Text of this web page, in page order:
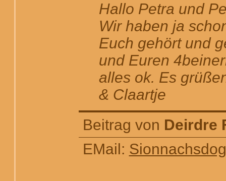
Hallo Petra und
Wir haben ja
Euch gehört und
und Euren
alles ok. Es
& Claartje
Beitrag von Deirdre
EMail: